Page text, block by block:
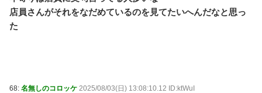
店員さんがそれをなだめているのを見てたいへんだなと思っ
た
68: 名無しのコロッケ 2025/08/03(日) 13:08:10.12 ID:ktWuI